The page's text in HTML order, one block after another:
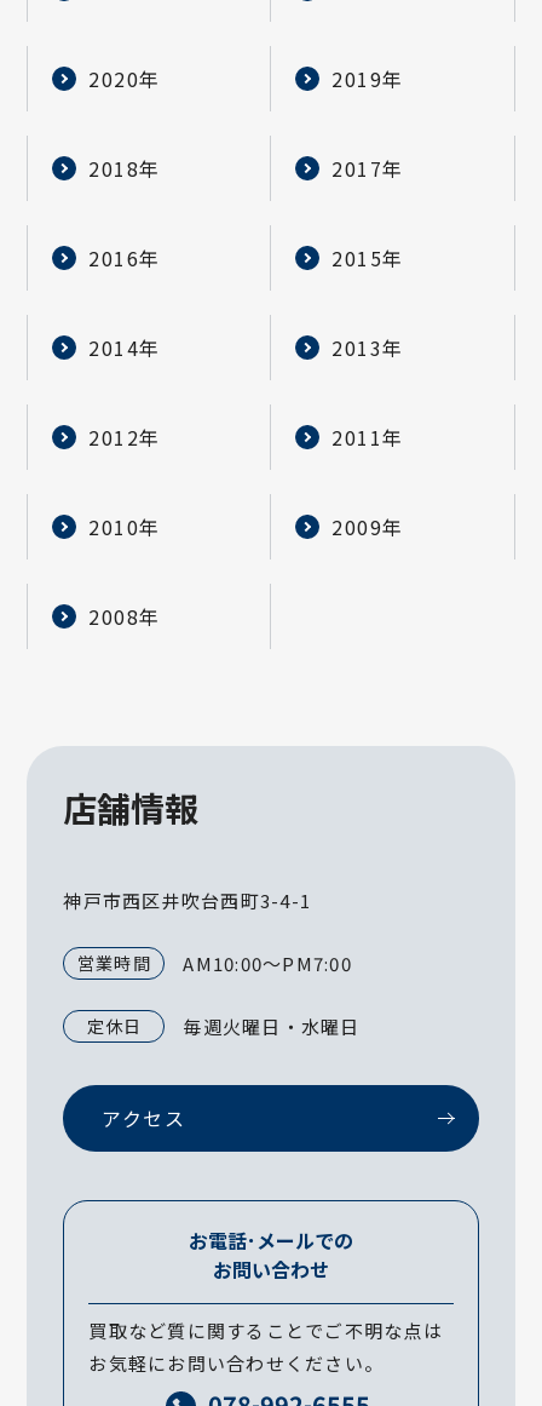
2020年 2019年
2018年 2017年
2016年 2015年
2014年 2013年
2012年 2011年
2010年 2009年
2008年
店舗情報
神戸市西区井吹台西町3-4-1
営業時間 AM10:00～PM7:00
定休日 毎週火曜日・水曜日
アクセス
お電話･メールでの
お問い合わせ
買取など質に関することでご不明な点は
お気軽にお問い合わせください。